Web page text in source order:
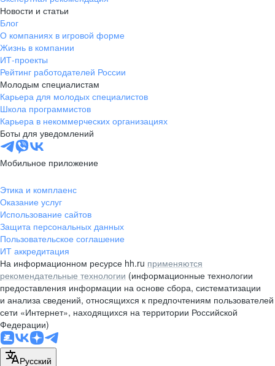
Новости и статьи
Блог
О компаниях в игровой форме
Жизнь в компании
ИТ-проекты
Рейтинг работодателей России
Молодым специалистам
Карьера для молодых специалистов
Школа программистов
Карьера в некоммерческих организациях
Боты для уведомлений
Мобильное приложение
Этика и комплаенс
Оказание услуг
Использование сайтов
Защита персональных данных
Пользовательское соглашение
ИТ аккредитация
На информационном ресурсе hh.ru применяются
рекомендательные технологии (информационные технологии
предоставления информации на основе сбора, систематизации
и анализа сведений, относящихся к предпочтениям пользователей
сети «Интернет», находящихся на территории Российской
Федерации)
Русский